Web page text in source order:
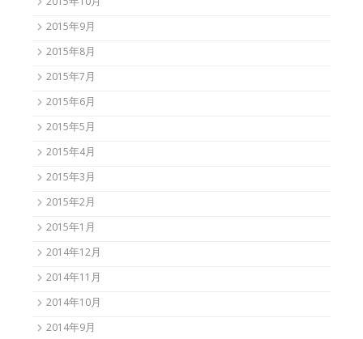
2015年9月
2015年8月
2015年7月
2015年6月
2015年5月
2015年4月
2015年3月
2015年2月
2015年1月
2014年12月
2014年11月
2014年10月
2014年9月